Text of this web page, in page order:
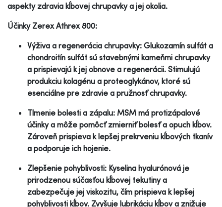
aspekty zdravia kĺbovej chrupavky a jej okolia.
Účinky Zerex Athrex 800:
Výživa a regenerácia chrupavky: Glukozamín sulfát a
chondroitín sulfát sú stavebnými kameňmi chrupavky
a prispievajú k jej obnove a regenerácii. Stimulujú
produkciu kolagénu a proteoglykánov, ktoré sú
esenciálne pre zdravie a pružnosť chrupavky.
Tlmenie bolesti a zápalu: MSM má protizápalové
účinky a môže pomôcť zmierniť bolesť a opuch kĺbov.
Zároveň prispieva k lepšej prekrveniu kĺbových tkanív
a podporuje ich hojenie.
Zlepšenie pohyblivosti: Kyselina hyalurónová je
prirodzenou súčasťou kĺbovej tekutiny a
zabezpečuje jej viskozitu, čím prispieva k lepšej
pohyblivosti kĺbov. Zvyšuje lubrikáciu kĺbov a znižuje